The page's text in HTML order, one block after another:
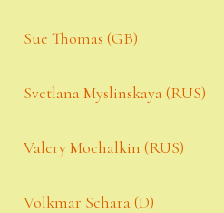
Sue Thomas (GB)
Svetlana Myslinskaya (RUS)
Valery Mochalkin (RUS)
Volkmar Schara (D)